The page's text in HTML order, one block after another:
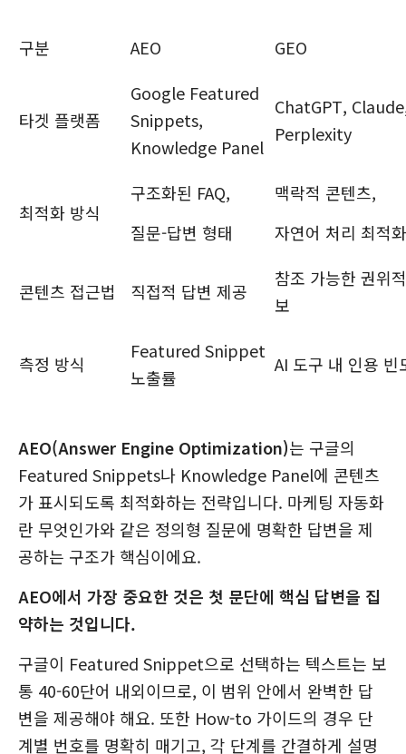
구분 AEO GEO
타겟 플랫폼
Google Featured
Snippets,
Knowledge Panel
ChatGPT,
Perplexity
최적화 방식
구조화된 FAQ,
질문-답변 형태
맥락적 콘텐츠,
자연어 처리 최적화
콘텐츠 접근법 직접적 답변 제공
참조 가능한 권위
보
측정 방식
Featured Snippet
노출률
AI 도구 내 인용 빈
AEO(Answer Engine Optimization)는 구글의
Featured Snippets나 Knowledge Panel에 콘텐츠
가 표시되도록 최적화하는 전략입니다. 마케팅 자동화
란 무엇인가와 같은 정의형 질문에 명확한 답변을 제
공하는 구조가 핵심이에요.
AEO에서 가장 중요한 것은 첫 문단에 핵심 답변을 집
약하는 것입니다.
구글이 Featured Snippet으로 선택하는 텍스트는 보
통 40-60단어 내외이므로, 이 범위 안에서 완벽한 답
변을 제공해야 해요. 또한 How-to 가이드의 경우 단
계별 번호를 명확히 매기고, 각 단계를 간결하게 설명